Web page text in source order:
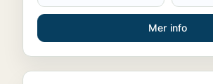
Mer info